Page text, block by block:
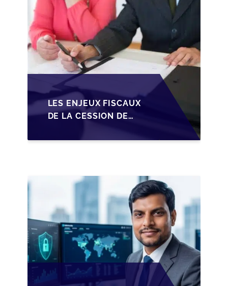
LES ENJEUX FISCAUX
DE LA CESSION DE
LES DIRIGEANTS DE